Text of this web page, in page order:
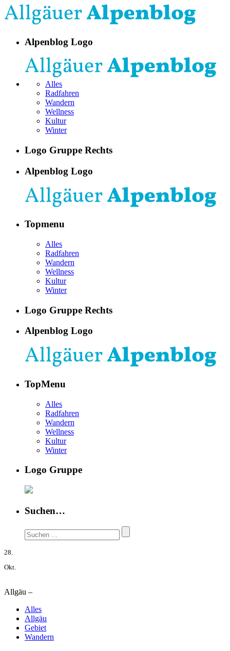
Alpenblog Logo
Alles
Radfahren
Wandern
Wellness
Kultur
Winter
Logo Gruppe Rechts
Alpenblog Logo
Topmenu
Alles
Radfahren
Wandern
Wellness
Kultur
Winter
Logo Gruppe Rechts
Alpenblog Logo
TopMenu
Alles
Radfahren
Wandern
Wellness
Kultur
Winter
Logo Gruppe
Suchen…
28.
Okt.
Allgäu –
Alles
Allgäu
Gebiet
Wandern